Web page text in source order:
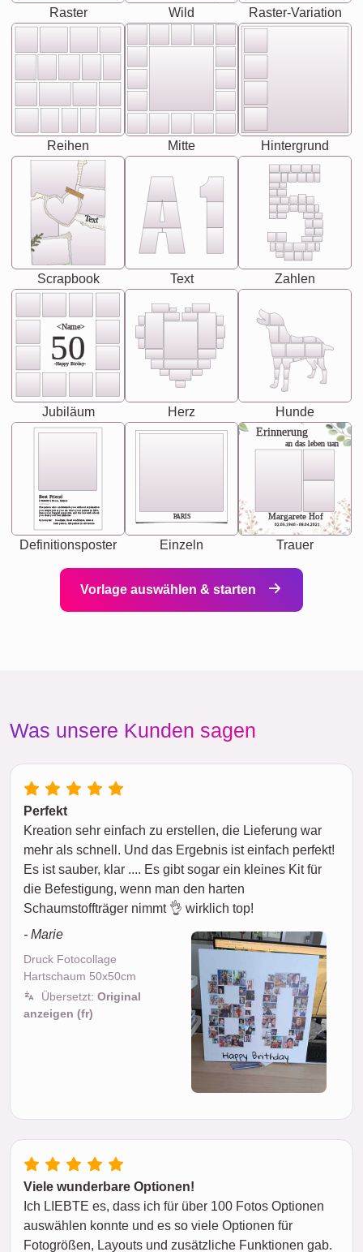
Raster Wild Raster-Variation
Reihen Mitte Hintergrund
Text
Scrapbook Text Zahlen
<Name>
50
-Happy Birday-
Jubiläum Herz Hunde
Best Friend
[<NAME>] Noun, feminie
Synonyms: Soulmate, closet confidante, sister at
heart person, life partner in adventure.
The person who understands you without explanation
you accepts just as you are. She's your partner in life's,
chaos your biggest supporter, and the one with whom
you share your best memories.
Definitionsposter
PARIS
Einzeln
Erinnerung
an das leben uan
Margarete Hof
02.05.1940 - 08.04.2021
Trauer
Vorlage auswählen & starten
Was unsere Kunden sagen
Perfekt
Kreation sehr einfach zu erstellen, die Lieferung war
mehr als schnell. Und das Ergebnis ist einfach perfekt!
Es ist sauber, klar .... Es gibt sogar ein kleines Kit für
die Befestigung, wenn man den harten
Schaumstoffträger nimmt 👌 wirklich top!
- Marie
Druck Fotocollage
Hartschaum 50x50cm
Übersetzt: Original
anzeigen (fr)
Viele wunderbare Optionen!
Ich LIEBTE es, dass ich für über 100 Fotos Optionen
auswählen konnte und es so viele Optionen für
Fotogrößen, Layouts und zusätzliche Funktionen gab.